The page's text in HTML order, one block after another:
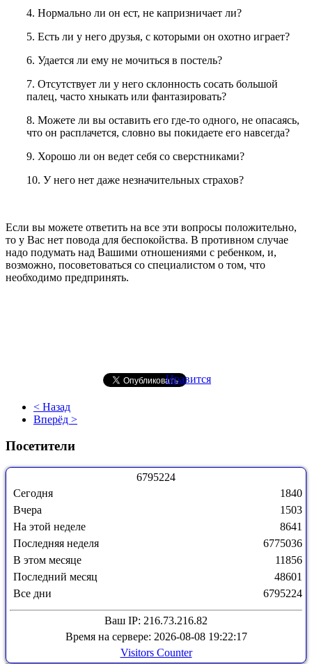
4. Нормально ли он ест, не капризничает ли?
5. Есть ли у него друзья, с которыми он охотно играет?
6. Удается ли ему не мочиться в постель?
7. Отсутствует ли у него склонность сосать большой
палец, часто хныкать или фантазировать?
8. Можете ли вы оставить его где-то одного, не опасаясь,
что он расплачется, словно вы покидаете его навсегда?
9. Хорошо ли он ведет себя со сверстниками?
10. У него нет даже незначительных страхов?
Если вы можете ответить на все эти вопросы положительно,
то у Вас нет повода для беспокойства. В противном случае
надо подумать над Вашими отношениями с ребенком, и,
возможно, посоветоваться со специалистом о том, что
необходимо предпринять.
Нравится
< Назад
Вперёд >
Посетители
6795224
Сегодня
Вчера
На этой неделе
Последняя неделя
В этом месяце
Последний месяц
Все дни
1840
1503
8641
6775036
11856
48601
6795224
Ваш IP: 216.73.216.82
Время на сервере: 2026-08-08 19:22:17
Visitors Counter